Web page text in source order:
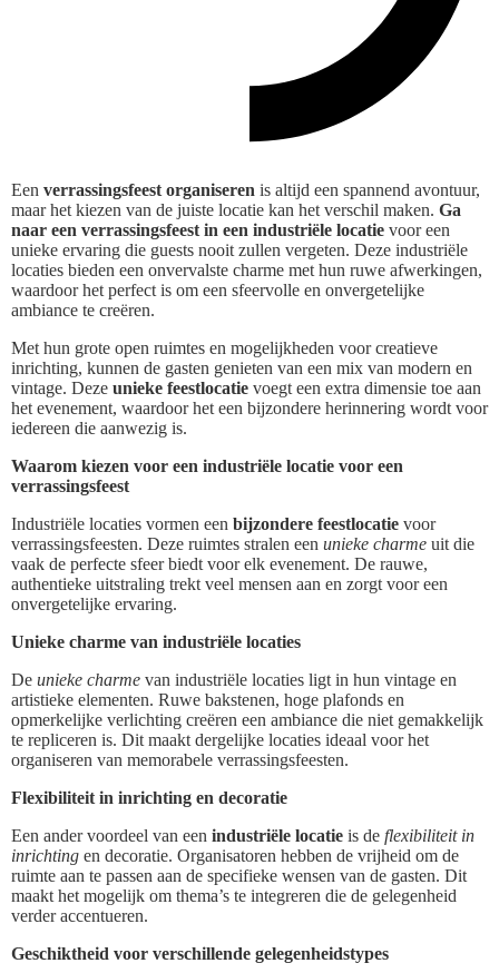
Een verrassingsfeest organiseren is altijd een spannend avontuur,
maar het kiezen van de juiste locatie kan het verschil maken. Ga
naar een verrassingsfeest in een industriële locatie voor een
unieke ervaring die guests nooit zullen vergeten. Deze industriële
locaties bieden een onvervalste charme met hun ruwe afwerkingen,
waardoor het perfect is om een sfeervolle en onvergetelijke
ambiance te creëren.
Met hun grote open ruimtes en mogelijkheden voor creatieve
inrichting, kunnen de gasten genieten van een mix van modern en
vintage. Deze unieke feestlocatie voegt een extra dimensie toe aan
het evenement, waardoor het een bijzondere herinnering wordt voor
iedereen die aanwezig is.
Waarom kiezen voor een industriële locatie voor een
verrassingsfeest
Industriële locaties vormen een bijzondere feestlocatie voor
verrassingsfeesten. Deze ruimtes stralen een unieke charme uit die
vaak de perfecte sfeer biedt voor elk evenement. De rauwe,
authentieke uitstraling trekt veel mensen aan en zorgt voor een
onvergetelijke ervaring.
Unieke charme van industriële locaties
De unieke charme van industriële locaties ligt in hun vintage en
artistieke elementen. Ruwe bakstenen, hoge plafonds en
opmerkelijke verlichting creëren een ambiance die niet gemakkelijk
te repliceren is. Dit maakt dergelijke locaties ideaal voor het
organiseren van memorabele verrassingsfeesten.
Flexibiliteit in inrichting en decoratie
Een ander voordeel van een industriële locatie is de flexibiliteit in
inrichting en decoratie. Organisatoren hebben de vrijheid om de
ruimte aan te passen aan de specifieke wensen van de gasten. Dit
maakt het mogelijk om thema’s te integreren die de gelegenheid
verder accentueren.
Geschiktheid voor verschillende gelegenheidstypes